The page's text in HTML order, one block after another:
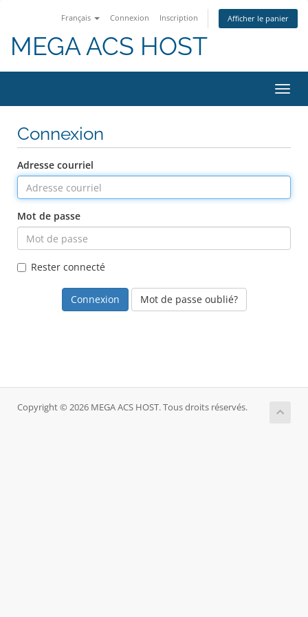
Français Connexion Inscription Afficher le panier
MEGA ACS HOST
la
Connexion
Adresse courriel
Mot de passe
Rester connecté
Mot de passe oublié?
Copyright © 2026 MEGA ACS HOST. Tous droits réservés.